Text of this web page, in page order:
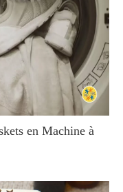
en Machine à